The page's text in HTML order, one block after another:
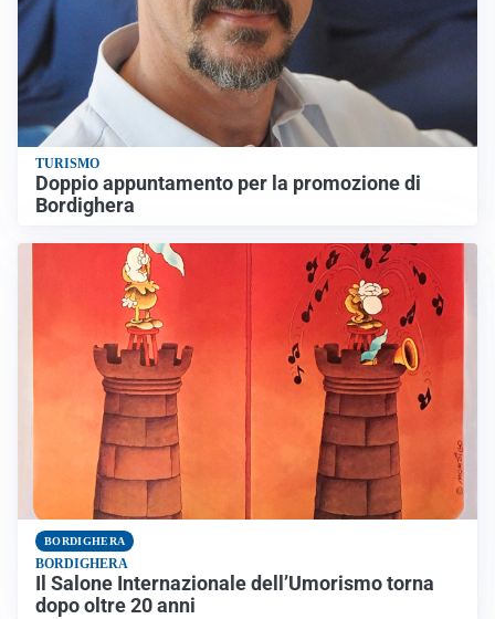
TURISMO
Doppio appuntamento per la promozione di
Bordighera
BORDIGHERA
BORDIGHERA
Il Salone Internazionale dell’Umorismo torna
dopo oltre 20 anni